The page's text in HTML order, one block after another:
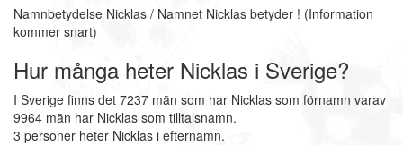
Namnbetydelse Nicklas / Namnet Nicklas betyder ! (Information
kommer snart)
Hur många heter Nicklas i Sverige?
I Sverige finns det 7237 män som har Nicklas som förnamn varav
9964 män har Nicklas som tilltalsnamn.
3 personer heter Nicklas i efternamn.